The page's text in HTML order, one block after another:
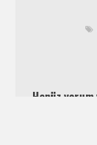
Henüz yorum